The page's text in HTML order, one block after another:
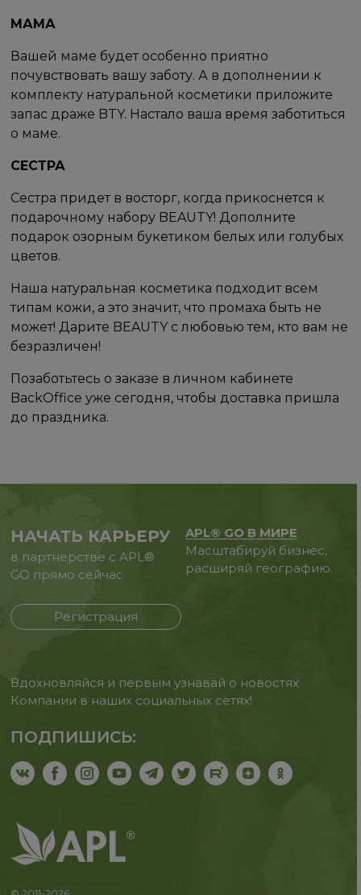
МАМА
Вашей маме будет особенно приятно
почувствовать вашу заботу. А в дополнении к
комплекту натуральной косметики приложите
запас драже BTY. Настало ваша время заботиться
о маме.
СЕСТРА
Сестра придет в восторг, когда прикоснется к
подарочному набору BEAUTY! Дополните
подарок озорным букетиком белых или голубых
цветов.
Наша натуральная косметика подходит всем
типам кожи, а это значит, что промаха быть не
может! Дарите BEAUTY с любовью тем, кто вам не
безразличен!
Позаботьтесь о заказе в личном кабинете
BackOffice уже сегодня, чтобы доставка пришла
до праздника.
НАЧАТЬ КАРЬЕРУ
в партнерстве с APL®
GO прямо сейчас
Регистрация
APL® GO В МИРЕ
Масштабируй бизнес,
расширяй географию.
Вдохновляйся и первым узнавай о новостях
Компании в наших социальных сетях!
ПОДПИШИСЬ: